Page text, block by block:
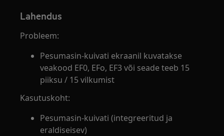
Lahendus
Probleem:
Pesumasin-kuivati ekraanil kuvatakse
veakood EF0, EFo, EF3 või seade teeb 15
piiksu / 15 vilkumist
Kasutuskoht:
Pesumasin-kuivati (integreeritud ja
eraldiseisev)